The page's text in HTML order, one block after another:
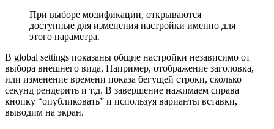
При выборе модификации, открываются
доступные для изменения настройки именно для
этого параметра.
В global settings показаны общие настройки независимо от
выбора внешнего вида. Например, отображение заголовка,
или изменение времени показа бегущей строки, сколько
секунд рендерить и т.д. В завершение нажимаем справа
кнопку “опубликовать” и используя варианты вставки,
выводим на экран.